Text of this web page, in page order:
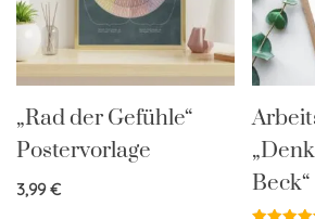
„Rad der Gefühle“
Postervorlage
3,99€
Beck“